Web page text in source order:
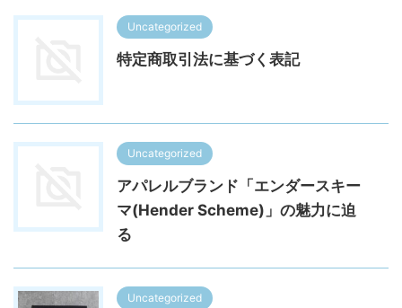
Uncategorized
特定商取引法に基づく表記
Uncategorized
アパレルブランド「エンダースキー
マ(Hender Scheme)」の魅力に迫
る
Uncategorized